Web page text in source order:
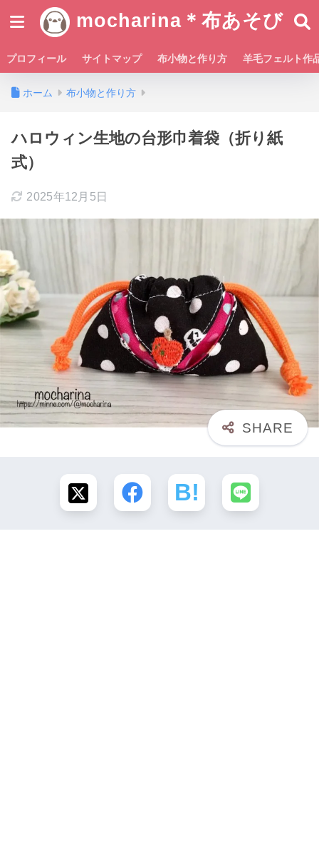
mocharina＊布あそび
プロフィール サイトマップ 布小物と作り方 羊毛フェルト作
ホーム 布小物と作り方
ハロウィン生地の台形巾着袋（折り紙
式）
2025年12月5日